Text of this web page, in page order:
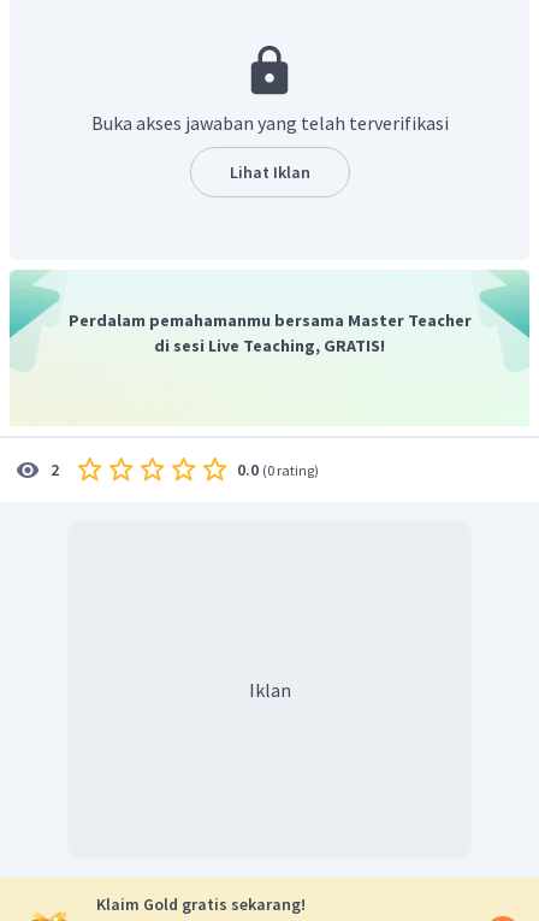
Buka akses jawaban yang telah terverifikasi
Lihat Iklan
Perdalam pemahamanmu bersama Master Teacher
di sesi Live Teaching, GRATIS!
2 0.0 (0 rating)
Iklan
Klaim Gold gratis sekarang!